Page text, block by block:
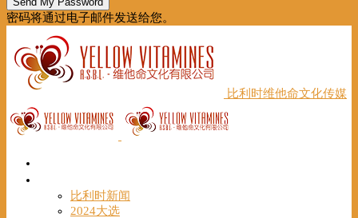
密码将通过电子邮件发送给您。
比利时维他命文化传媒
比利时新闻
2024大选